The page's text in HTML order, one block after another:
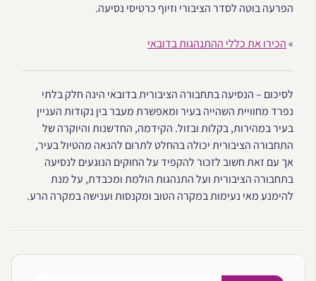
הפרעה בוטה לסדר הציבורי וזיוף כרטיסי נסיעה.
»הכירו את כללי ההתנהגות בדובאי
לסיכום – הנסיעה בתחבורה הציבורית בדובאי הינה חלק בלתי
נפרד מחוויית השהייה בעיר ומאפשרת מעבר בין נקודות העניין
בעיר במהירות, בקלות ובזול. הקידמה, החדשנות והיוקרה של
התחבורה הציבורית יכולה בהחלט לתרום להנאה מהטיול בעיר,
אך עם זאת חשוב לזכור להקפיד על החוקים הנוגעים לנסיעה
בתחבורה הציבורית ועל התנהגות הולמת ומכבדת, על מנת
להימנע מאי נעימות במקרה הטוב ומקנסות וענישה במקרה הרע.